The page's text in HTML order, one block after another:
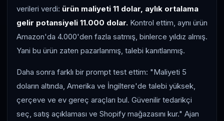
verileri verdi: ürün maliyeti 11 dolar, aylık ortalama
gelir potansiyeli 11.000 dolar. Kontrol ettim, aynı ürün
Amazon'da 4.000'den fazla satmış, binlerce yıldız almış.
Yani bu ürün zaten pazarlanmış, talebi kanıtlanmış.
Daha sonra farklı bir prompt test ettim: "Maliyeti 5
doların altında, Amerika ve İngiltere'de talebi yüksek,
çerçeve ve ev gereç araçları bul. Güvenilir tedarikçi
seç, satış açıklaması ve Shopify mağazasını kur." Ajan